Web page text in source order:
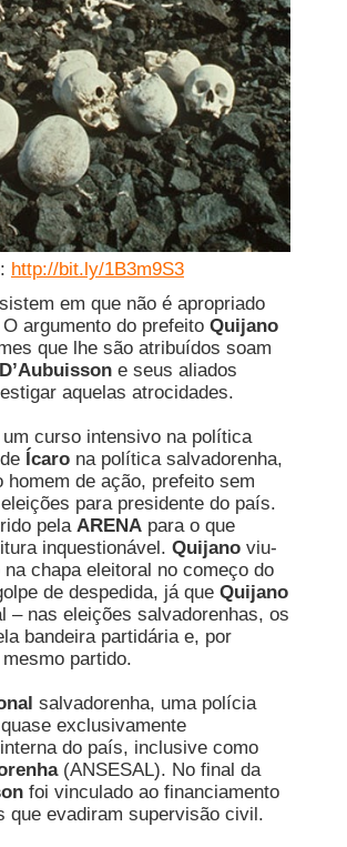
: http://bit.ly/1B3m9S3
em que não é apropriado
argumento do prefeito Quijano
que lhe são atribuídos soam
D’Aubuissone seus aliados
aquelas atrocidades.
curso intensivo na política
Ícarona política salvadorenha,
de ação, prefeito sem
para presidente do país.
pela ARENApara o que
inquestionável. Quijanoviu-
chapa eleitoral no começo do
de despedida, já que Quijano
– nas eleições salvadorenhas, os
bandeira partidária e, por
partido.
salvadorenha, uma polícia
exclusivamente
do país, inclusive como
(ANSESAL). No final da
foi vinculado ao financiamento
que evadiram supervisão civil.